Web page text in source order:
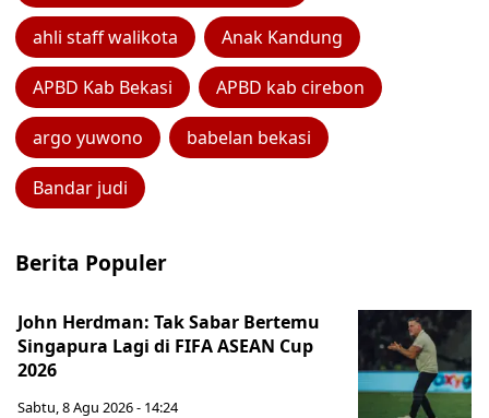
ahli staff walikota Anak Kandung
APBD Kab Bekasi APBD kab cirebon
argo yuwono babelan bekasi
Bandar judi
Berita Populer
John Herdman: Tak Sabar Bertemu
Singapura Lagi di FIFA ASEAN Cup
2026
Sabtu, 8 Agu 2026 - 14:24